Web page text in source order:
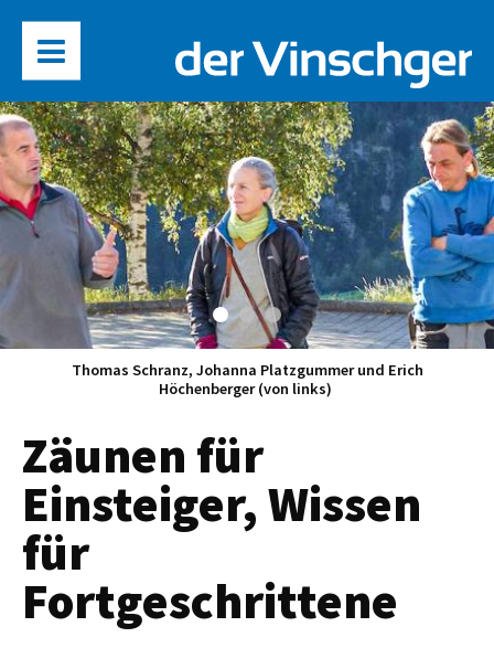
Thomas Schranz, Johanna Platzgummer und Erich
Höchenberger (von links)
Zäunen für
Einsteiger, Wissen
für
Fortgeschrittene